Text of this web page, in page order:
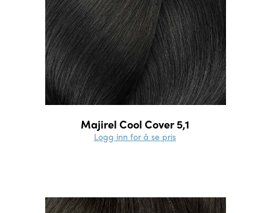
Majirel Cool Cover 5,1
Logg inn for å se pris